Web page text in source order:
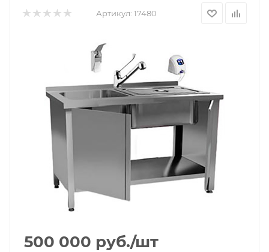
Артикул: 17480
500 000 руб./шт